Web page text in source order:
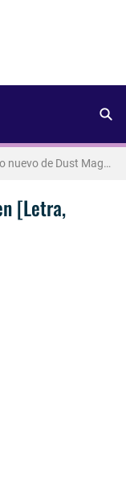
FOTOS: Connor Storrie posa para lo nuevo de Cultured [2025]
[Letra,